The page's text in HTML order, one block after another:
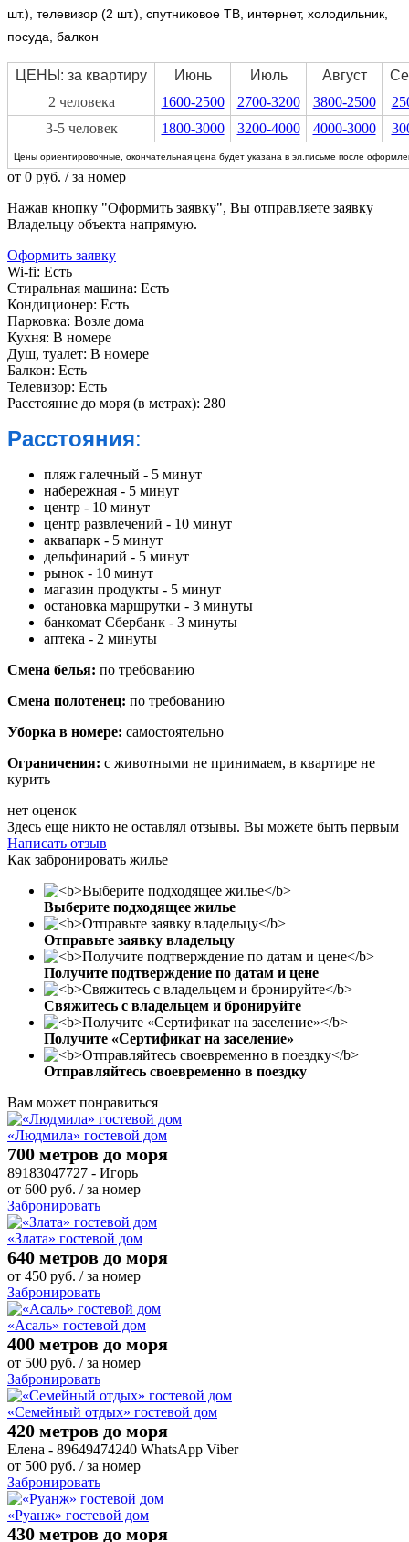
шт.), телевизор (2 шт.), спутниковое ТВ, интернет, холодильник,
посуда, балкон
ЦЕНЫ: за квартиру Июнь Июль Август
2 человека
1600-2500 2700-3200 3800-2500
3-5 человек
1800-3000 3200-4000 4000-3000
Цены ориентировочные, окончательная цена будет указана в эл.письме после
от 0 руб. / за номер
Нажав кнопку "Оформить заявку", Вы отправляете заявку
Владельцу объекта напрямую.
Оформить заявку
Wi-fi: Есть
Стиральная машина: Есть
Кондиционер: Есть
Парковка: Возле дома
Кухня: В номере
Душ, туалет: В номере
Балкон: Есть
Телевизор: Есть
Расстояние до моря (в метрах): 280
Расстояния:
пляж галечный - 5 минут
набережная - 5 минут
центр - 10 минут
центр развлечений - 10 минут
аквапарк - 5 минут
дельфинарий - 5 минут
рынок - 10 минут
магазин продукты - 5 минут
остановка маршрутки - 3 минуты
банкомат Сбербанк - 3 минуты
аптека - 2 минуты
Смена белья: по требованию
Смена полотенец: по требованию
Уборка в номере: самостоятельно
Ограничения: с животными не принимаем, в квартире не
курить
нет оценок
Здесь еще никто не оставлял отзывы. Вы можете быть первым
Написать отзыв
Как забронировать жилье
Выберите подходящее жилье
Отправьте заявку владельцу
Получите подтверждение по датам и цене
Свяжитесь с владельцем и бронируйте
Получите «Сертификат на заселение»
Отправляйтесь своевременно в поездку
Вам может понравиться
«Людмила» гостевой дом
700 метров до моря
89183047727 - Игорь
от 600 руб. / за номер
Забронировать
«Злата» гостевой дом
640 метров до моря
от 450 руб. / за номер
Забронировать
«Асаль» гостевой дом
400 метров до моря
от 500 руб. / за номер
Забронировать
«Семейный отдых» гостевой дом
420 метров до моря
Елена - 89649474240 WhatsApp Viber
от 500 руб. / за номер
Забронировать
«Руанж» гостевой дом
430 метров до моря